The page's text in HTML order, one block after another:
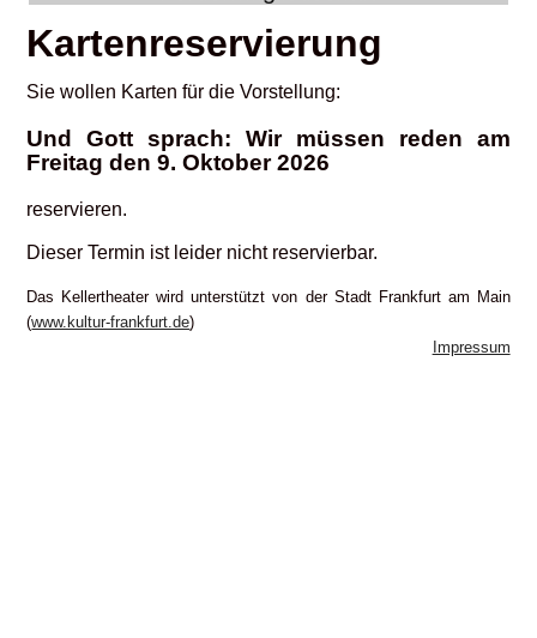
Kartenreservierung
Sie wollen Karten für die Vorstellung:
Und Gott sprach: Wir müssen reden am
Freitag den 9. Oktober 2026
reservieren.
Dieser Termin ist leider nicht reservierbar.
Das Kellertheater wird unterstützt von der Stadt Frankfurt am Main
(www.kultur-frankfurt.de)
Impressum